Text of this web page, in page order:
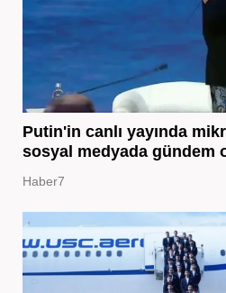
Putin'in canlı yayında
sosyal medyada gündem
Haber7